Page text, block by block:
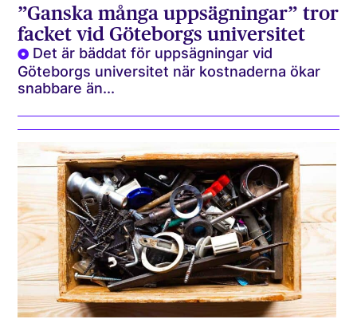
”Ganska många uppsägningar” tror
facket vid Göteborgs universitet
Det är bäddat för uppsägningar vid
Göteborgs universitet när kostnaderna ökar
snabbare än...